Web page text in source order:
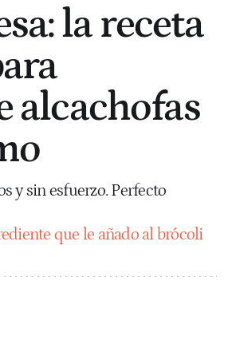
la receta
alcachofas
y sin esfuerzo. Perfecto
que le añado al brócoli